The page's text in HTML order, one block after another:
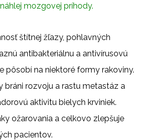
mozgovej príhody.
štítnej žľazy, pohlavných
antibakteriálnu a antivírusovú
pôsobí na niektoré formy rakoviny.
bráni rozvoju a rastu metastáz a
aktivitu bielych krviniek.
ožarovania a celkovo zlepšuje
pacientov.